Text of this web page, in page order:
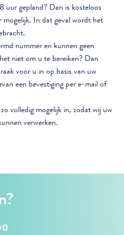
uur gepland? Dan is kosteloos
mogelijk. In dat geval wordt het
nummer en kunnen geen
niet om u te bereiken? Dan
voor u in op basis van uw
een bevestiging per e-mail of
volledig mogelijk in, zodat wij uw
verwerken.